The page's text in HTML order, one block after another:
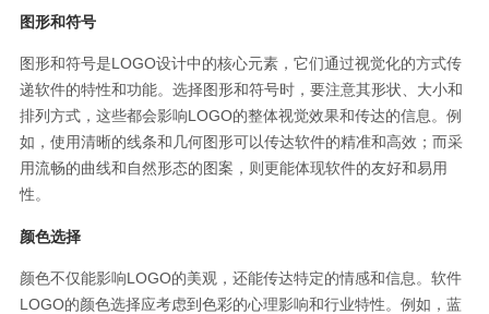
图形和符号
图形和符号是LOGO设计中的核心元素，它们通过视觉化的方式传
递软件的特性和功能。选择图形和符号时，要注意其形状、大小和
排列方式，这些都会影响LOGO的整体视觉效果和传达的信息。例
如，使用清晰的线条和几何图形可以传达软件的精准和高效；而采
用流畅的曲线和自然形态的图案，则更能体现软件的友好和易用
性。
颜色选择
颜色不仅能影响LOGO的美观，还能传达特定的情感和信息。软件
LOGO的颜色选择应考虑到色彩的心理影响和行业特性。例如，蓝